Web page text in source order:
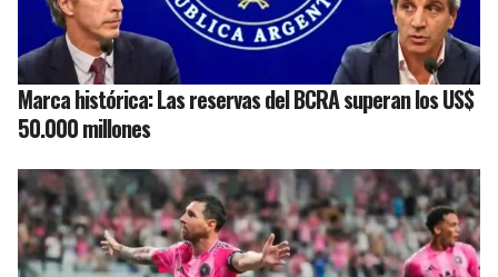
Marca histórica: Las reservas del BCRA superan los US$
50.000 millones